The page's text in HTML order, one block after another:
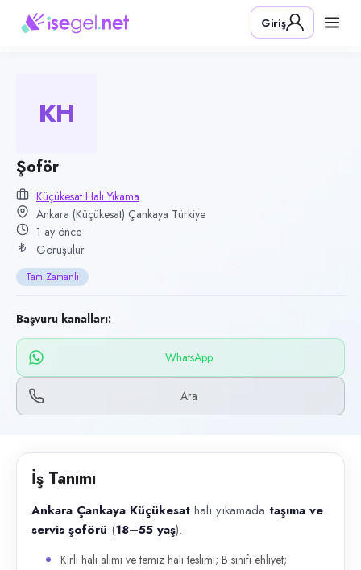
Pozisyon
Şoför
Kategori
Konum
Çankaya, Ankara (Küçükesat)
Çalışma şekli
Tam Zamanlı
Yayın tarihi
22 Haziran 2026
Son geçerlilik
20 Eylül 2026
Başvuru kanalları
WhatsApp, Telefon
Ankara Çankaya Küçükesat halı yıkamada taşıma ve servis şoförü (
Giriş
KH
Şoför
Küçükesat Halı Yıkama
Ankara (Küçükesat) Çankaya Türkiye
1 ay önce
Görüşülür
Tam Zamanlı
Başvuru kanalları:
WhatsApp
Ara
İş Tanımı
Ankara Çankaya Küçükesat halı yıkamada taşıma ve
servis şoförü (18–55 yaş).
Kirli halı alımı ve temiz halı teslimi; B sınıfı ehliyet;